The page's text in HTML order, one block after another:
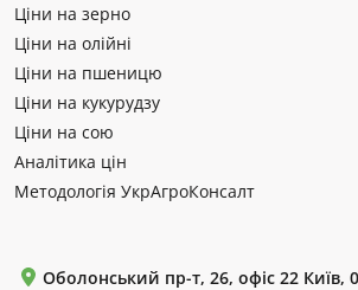
Ціни на зерно
Ціни на олійні
Ціни на пшеницю
Ціни на кукурудзу
Ціни на сою
Аналітика цін
Методологія УкрАгроКонсалт
Оболонський пр-т, 26, офіс 22 Київ,